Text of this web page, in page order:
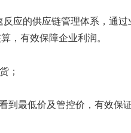
应的供应链管理体系，通
，有效保障企业利润。
；
到最低价及管控价，有效保